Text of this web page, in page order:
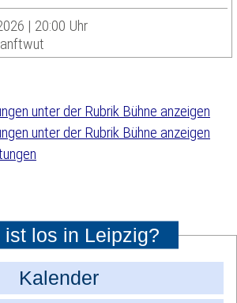
| 20:00 Uhr
ist los in Leipzig?
Kalender